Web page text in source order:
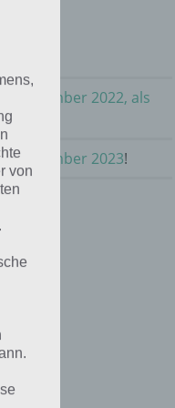
September 2022, als
September 2023!
von